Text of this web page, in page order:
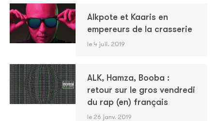
Alkpote et Kaaris en
empereurs de la crasserie
le 4 juil. 2019
ALK, Hamza, Booba :
retour sur le gros vendredi
du rap (en) français
le 26 janv. 2019